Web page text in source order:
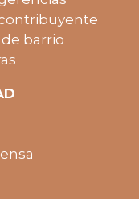
barrio